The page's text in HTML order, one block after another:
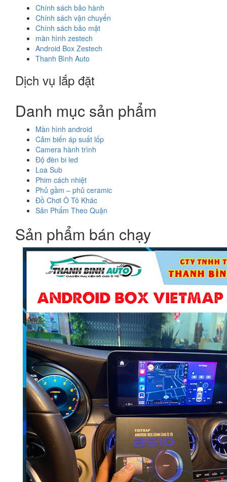
Chính sách bảo hành
Chính sách vận chuyển
Chính sách bảo mật
màn hình zestech
Android Box Zestech
Thanh Bình Auto
Dịch vụ lắp đặt
Danh mục sản phẩm
Màn hình android
Cảm biến áp suất lốp
Camera hành trình
Độ đèn bi led
Loa Sub
Phim cách nhiệt
Phủ gầm – phủ ceramic
Đồ Chơi Ô Tô Khác
Sản Phẩm Theo Quận
Sản phẩm bán chạy